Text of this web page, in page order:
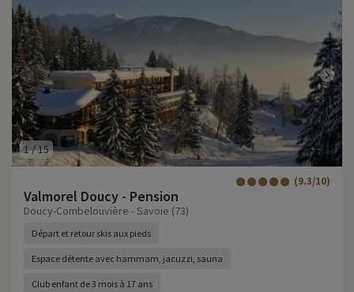
1/15
Valmorel Doucy - Pension
(9.3/10)
Doucy-Combelouvière - Savoie (73)
Départ et retour skis aux pieds
Espace détente avec hammam, jacuzzi, sauna
Club enfant de 3 mois à 17 ans